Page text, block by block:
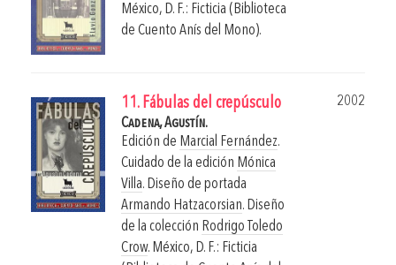
México, D. F.: Ficticia (Biblioteca
de Cuento Anís del Mono).
11. Fábulas del crepúsculo
2002
Cadena, Agustín.
Edición de Marcial Fernández.
Cuidado de la edición Mónica
Villa. Diseño de portada
Armando Hatzacorsian. Diseño
de la colección Rodrigo Toledo
Crow. México, D. F.: Ficticia